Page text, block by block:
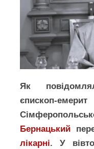
Як
єпископ-
Бернацький
лікарні. У